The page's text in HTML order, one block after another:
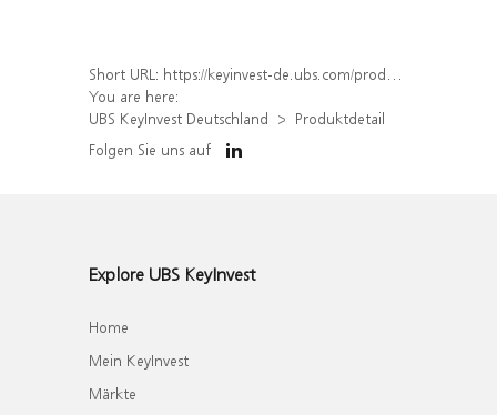
Short URL: https://keyinvest-de.ubs.com/produkt/detail/index/isin/DE000WA53KU5
You are here:
UBS KeyInvest Deutschland
Produktdetail
Folgen Sie uns auf
Explore UBS KeyInvest
Home
Mein KeyInvest
Märkte